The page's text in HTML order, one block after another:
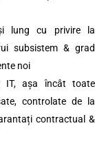
lung cu privire la
subsistem & grad
noi
IT, așa încât toate
controlate de la
contractual &